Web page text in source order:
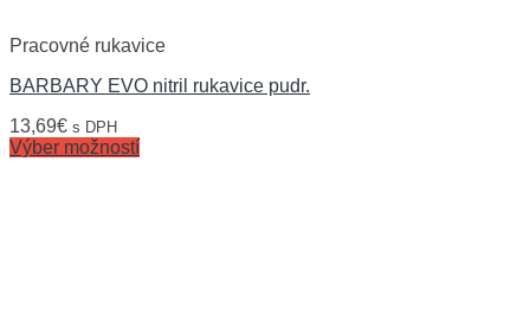
Pracovné rukavice
BARBARY EVO nitril rukavice pudr.
13,69€ s DPH
Výber možností